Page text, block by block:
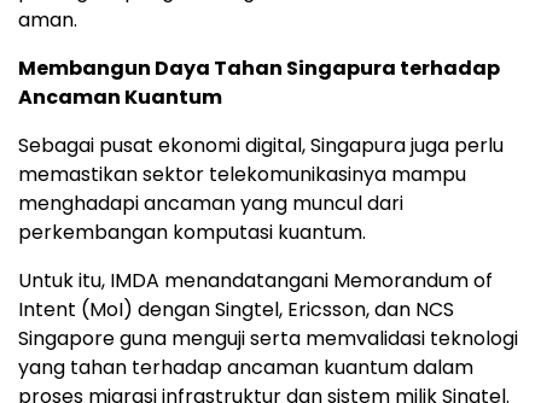
aman.
Membangun Daya Tahan Singapura terhadap
Ancaman Kuantum
Sebagai pusat ekonomi digital, Singapura juga perlu
memastikan sektor telekomunikasinya mampu
menghadapi ancaman yang muncul dari
perkembangan komputasi kuantum.
Untuk itu, IMDA menandatangani Memorandum of
Intent (MoI) dengan Singtel, Ericsson, dan NCS
Singapore guna menguji serta memvalidasi teknologi
yang tahan terhadap ancaman kuantum dalam
proses migrasi infrastruktur dan sistem milik Singtel.